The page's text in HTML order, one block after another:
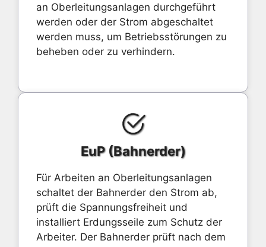
an Oberleitungsanlagen durchgeführt
werden oder der Strom abgeschaltet
werden muss, um Betriebsstörungen zu
beheben oder zu verhindern.
EuP (Bahnerder)
Für Arbeiten an Oberleitungsanlagen
schaltet der Bahnerder den Strom ab,
prüft die Spannungsfreiheit und
installiert Erdungsseile zum Schutz der
Arbeiter. Der Bahnerder prüft nach dem